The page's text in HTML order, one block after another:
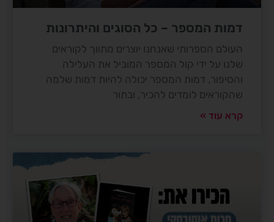
דמות המספר – כל הסוגים והיתרונות
העולם הספרותי שאנחנו יוצרים מתווך לקוראים
שלנו על ידי קול המספר המוביל את העלילה
והסיפור, דמות המספר יכולה להיות דמות שלמה
שהקוראים לומדים להכיר, ובתור
קרא עוד »